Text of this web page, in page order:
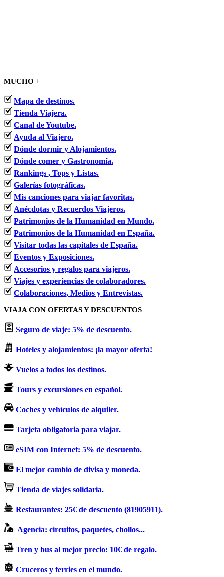
MUCHO +
Mapa de destinos.
Tienda Viajera.
Canal de Youtube.
Ayuda al Viajero.
Dónde dormir y Alojamientos.
Dónde comer y Gastronomía.
Rankings , Tops y Listas.
Galerías fotográficas.
Mis canciones para viajar favoritas.
Anécdotas y Recuerdos Viajeros.
Patrimonios de la Humanidad en Mundo.
Patrimonios de la Humanidad en España.
Visitar todas las capitales de España.
Eventos y Exposiciones.
Accesorios y regalos para viajeros.
Viajes y experiencias de colaboradores.
Colaboraciones, Medios y Entrevistas.
VIAJA CON OFERTAS Y DESCUENTOS
Seguro de viaje: 5% de descuento.
Hoteles y alojamientos: ¡la mayor oferta!
Vuelos a todos los destinos.
Tours y excursiones en español.
Coches y vehículos de alquiler.
Tarjeta obligatoria para viajar.
eSIM con Internet: 5% de descuento.
El mejor cambio de divisa y moneda.
Tienda de viajes solidaria.
Restaurantes: 25€ de descuento (81905911).
Agencia: circuitos, paquetes, chollos...
Tren y bus al mejor precio: 10€ de regalo.
Cruceros y ferries en el mundo.